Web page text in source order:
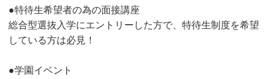
●特待生希望者の為の面接講座
総合型選抜入学にエントリーした方で、特待生制度を希望
している方は必見！
●学園イベント